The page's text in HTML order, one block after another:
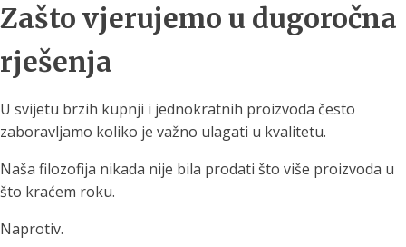
Zašto vjerujemo u dugoročna
rješenja
U svijetu brzih kupnji i jednokratnih proizvoda često
zaboravljamo koliko je važno ulagati u kvalitetu.
Naša filozofija nikada nije bila prodati što više proizvoda u
što kraćem roku.
Naprotiv.